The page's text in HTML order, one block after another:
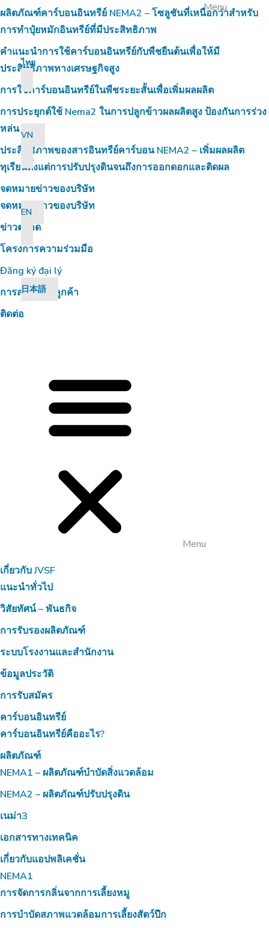
Menu
ไทย
VN
EN
日本語
ผลิตภัณฑ์คาร์บอนอินทรีย์ NEMA2 – โซลูชันที่เหนือกว่าสำหรับ
การทำปุ๋ยหมักอินทรีย์ที่มีประสิทธิภาพ
คำแนะนำการใช้คาร์บอนอินทรีย์กับพืชยืนต้นเพื่อให้มี
ประสิทธิภาพทางเศรษฐกิจสูง
การใช้คาร์บอนอินทรีย์ในพืชระยะสั้นเพื่อเพิ่มผลผลิต
การประยุกต์ใช้ Nema2 ในการปลูกข้าวผลผลิตสูง ป้องกันการร่วง
หล่น
ประสิทธิภาพของสารอินทรีย์คาร์บอน NEMA2 – เพิ่มผลผลิต
ทุเรียนตั้งแต่การปรับปรุงดินจนถึงการออกดอกและติดผล
จดหมายข่าวของบริษัท
จดหมายข่าวของบริษัท
ข่าวตลาด
โครงการความร่วมมือ
Đăng ký đại lý
การสนับสนุนลูกค้า
ติดต่อ
Menu
เกี่ยวกับ JVSF
แนะนำทั่วไป
วิสัยทัศน์ – พันธกิจ
การรับรองผลิตภัณฑ์
ระบบโรงงานและสำนักงาน
ข้อมูลประวัติ
การรับสมัคร
คาร์บอนอินทรีย์
คาร์บอนอินทรีย์คืออะไร?
ผลิตภัณฑ์
NEMA1 – ผลิตภัณฑ์บำบัดสิ่งแวดล้อม
NEMA2 – ผลิตภัณฑ์ปรับปรุงดิน
เนม่า3
เอกสารทางเทคนิค
เกี่ยวกับแอปพลิเคชั่น
NEMA1
การจัดการกลิ่นจากการเลี้ยงหมู
การบำบัดสภาพแวดล้อมการเลี้ยงสัตว์ปีก